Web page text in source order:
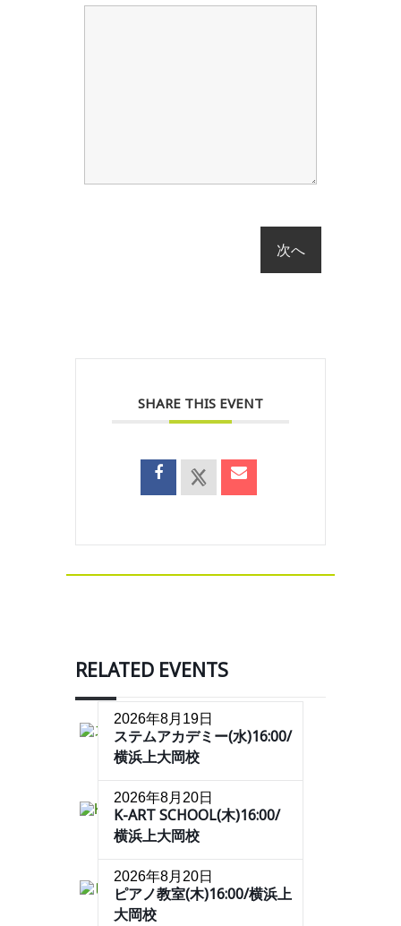
SHARE THIS EVENT
RELATED EVENTS
2026年8月19日
ステムアカデミー(水)16:00/
横浜上大岡校
2026年8月20日
K-ART SCHOOL(木)16:00/
横浜上大岡校
2026年8月20日
ピアノ教室(木)16:00/横浜上
大岡校